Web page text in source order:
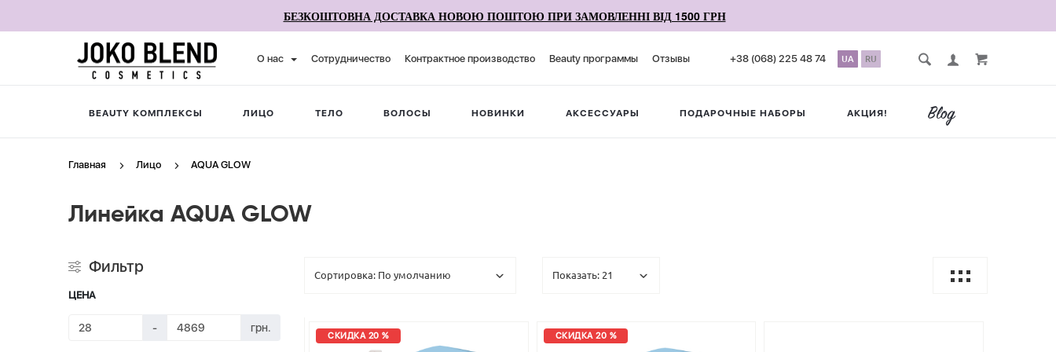
БЕЗКОШТОВНА ДОСТАВКА НОВОЮ ПОШТОЮ ПРИ ЗАМОВЛЕННІ ВІД 1500 ГРН
+38 (068) 225 48 74 UA RU
О нас Сотрудничество Контрактное производство Beauty программы Отзывы
BEAUTY КОМПЛЕКСЫ ЛИЦО ТЕЛО ВОЛОСЫ НОВИНКИ АКСЕССУАРЫ ПОДАРОЧНЫЕ НАБОРЫ АКЦИЯ!
Главная Лицо AQUA GLOW
Линейка AQUA GLOW
Фильтр
ЦЕНА
- грн.
СКИДКА 20 % СКИДКА 20 %